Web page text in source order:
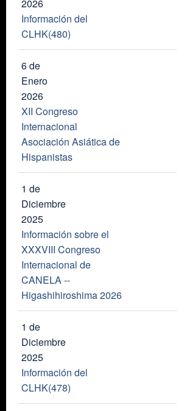
2026
Información del
CLHK(480)
6 de
Enero
2026
XII Congreso
Internacional
Asociación Asiática de
Hispanistas
1 de
Diciembre
2025
Información sobre el
XXXVIII Congreso
Internacional de
CANELA --
Higashihiroshima 2026
1 de
Diciembre
2025
Información del
CLHK(478)